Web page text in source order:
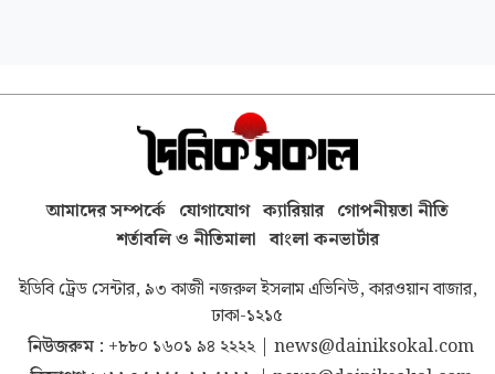
আমাদের সম্পর্কে যোগাযোগ ক্যারিয়ার গোপনীয়তা নীতি
শর্তাবলি ও নীতিমালা বাংলা কনভার্টার
ইডিবি ট্রেড সেন্টার, ৯৩ কাজী নজরুল ইসলাম এভিনিউ, কারওয়ান বাজার,
ঢাকা-১২১৫
নিউজরুম : +৮৮০ ১৬০১ ৯৪ ২২২২| news@dainiksokal.com